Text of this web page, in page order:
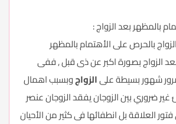
بالمظهر بعد الزواج :
بالحرص على الأهتمام بالمظهر
الزواج بصورة اكبر عن ذى قبل , ففى
شهور بسيطة علىالزواجوبسبب اهمال
غير ضروري بين الزوجان يفقد الزوجان عنصر
العلاقة بل انطفائها فى كثير من الأحيان